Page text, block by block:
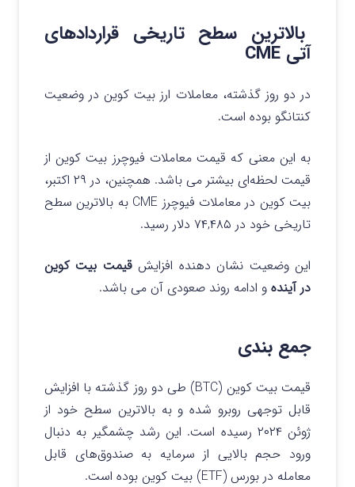
بالاترین سطح تاریخی قراردادهای
آتی CME
در دو روز گذشته، معاملات ارز بیت کوین در وضعیت
کنتانگو بوده است.
به این معنی که قیمت‌ معاملات فیوچرز بیت کوین از
قیمت لحظه‌ای بیشتر می باشد. همچنین، در ۲۹ اکتبر،
بیت کوین در معاملات فیوچرز CME به بالاترین سطح
تاریخی خود در ۷۴,۴۸۵ دلار رسید.
این وضعیت نشان دهنده افزایشقیمت بیت کوین
در آینده و ادامه روند صعودی آن می باشد.
جمع بندی
قیمت بیت کوین (BTC) طی دو روز گذشته با افزایش
قابل توجهی روبرو شده و به بالاترین سطح خود از
ژوئن ۲۰۲۴ رسیده است. این رشد چشمگیر به دنبال
ورود حجم بالایی از سرمایه به صندوق‌های قابل
معامله در بورس (ETF) بیت کوین بوده است.